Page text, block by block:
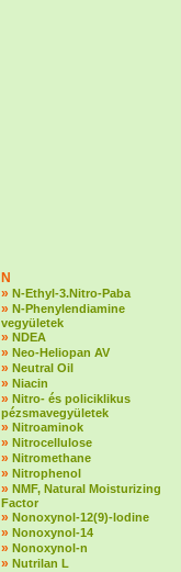
N
» N-Ethyl-3.Nitro-Paba
» N-Phenylendiamine
vegyületek
» NDEA
» Neo-Heliopan AV
» Neutral Oil
» Niacin
» Nitro- és policiklikus
pézsmavegyületek
» Nitroaminok
» Nitrocellulose
» Nitromethane
» Nitrophenol
» NMF, Natural Moisturizing
Factor
» Nonoxynol-12(9)-lodine
» Nonoxynol-14
» Nonoxynol-n
» Nutrilan L